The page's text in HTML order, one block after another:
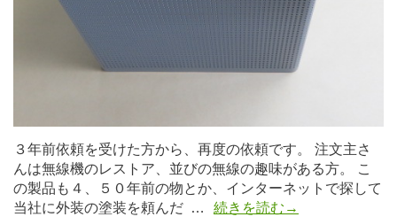
３年前依頼を受けた方から、再度の依頼です。 注文主さ
んは無線機のレストア、並びの無線の趣味がある方。 こ
の製品も４、５０年前の物とか、インターネットで探して
当社に外装の塗装を頼んだ …
続きを読む→